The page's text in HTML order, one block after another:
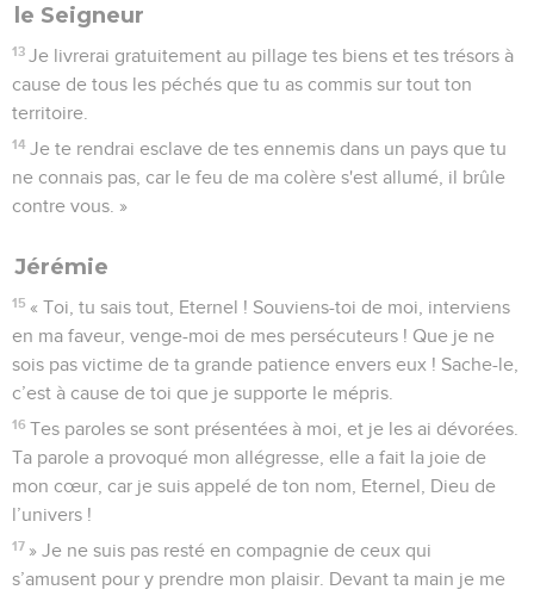
le Seigneur
13 Je livrerai gratuitement au pillage tes biens et tes trésors à
cause de tous les péchés que tu as commis sur tout ton
territoire.
14 Je te rendrai esclave de tes ennemis dans un pays que tu
ne connais pas, car le feu de ma colère s'est allumé, il brûle
contre vous. »
Jérémie
15 « Toi, tu sais tout, Eternel ! Souviens-toi de moi, interviens
en ma faveur, venge-moi de mes persécuteurs ! Que je ne
sois pas victime de ta grande patience envers eux ! Sache-le,
c’est à cause de toi que je supporte le mépris.
16 Tes paroles se sont présentées à moi, et je les ai dévorées.
Ta parole a provoqué mon allégresse, elle a fait la joie de
mon cœur, car je suis appelé de ton nom, Eternel, Dieu de
l’univers !
17 » Je ne suis pas resté en compagnie de ceux qui
s’amusent pour y prendre mon plaisir. Devant ta main je me